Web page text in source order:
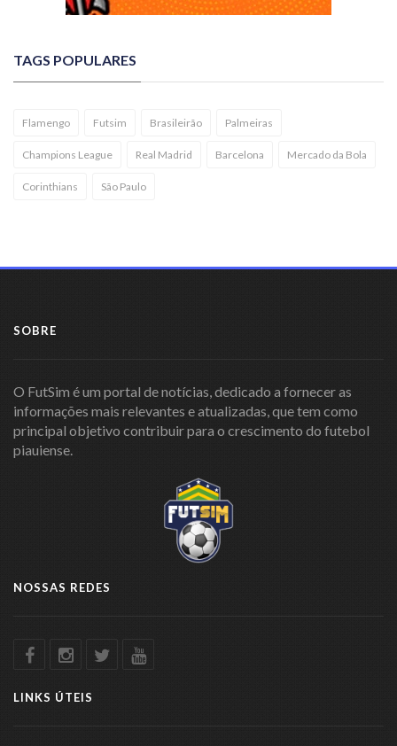
TAGS POPULARES
Flamengo Futsim Brasileirão Palmeiras
Champions League Real Madrid Barcelona Mercado da Bola
Corinthians São Paulo
SOBRE
O FutSim é um portal de notícias, dedicado a fornecer as
informações mais relevantes e atualizadas, que tem como
principal objetivo contribuir para o crescimento do futebol
piauiense.
NOSSAS REDES
LINKS ÚTEIS